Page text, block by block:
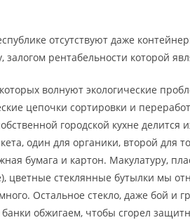
отсутствуют даже
залогом рентабельности которой
волнуют экологические
цепочки сортировки и
городской кухне делится
один для органики, второй для
бумага и картон. Макулатуру,
цветные стеклянные бутылки мы
Остальное стекло, даже бой
обжигаем, чтобы сгорел